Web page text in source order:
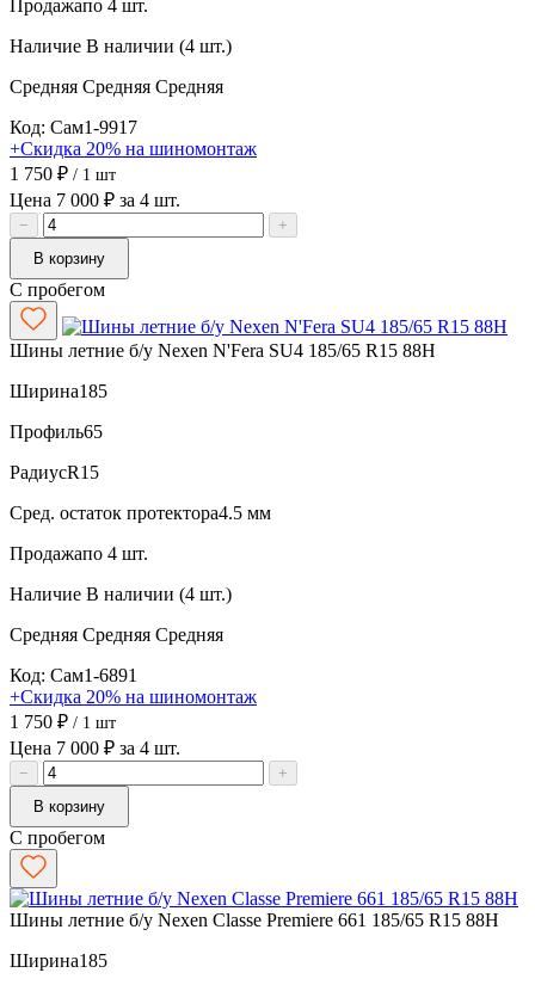
Продажапо 4 шт.
Наличие В наличии (4 шт.)
Средняя Средняя Средняя
Код: Сам1-9917
+Скидка 20% на шиномонтаж
1 750 ₽ / 1 шт
Цена 7 000 ₽ за 4 шт.
−
+
В корзину
С пробегом
Шины летние б/у Nexen N'Fera SU4 185/65 R15 88H
Ширина185
Профиль65
РадиусR15
Сред. остаток протектора4.5 мм
Продажапо 4 шт.
Наличие В наличии (4 шт.)
Средняя Средняя Средняя
Код: Сам1-6891
+Скидка 20% на шиномонтаж
1 750 ₽ / 1 шт
Цена 7 000 ₽ за 4 шт.
−
+
В корзину
С пробегом
Шины летние б/у Nexen Classe Premiere 661 185/65 R15 88H
Ширина185